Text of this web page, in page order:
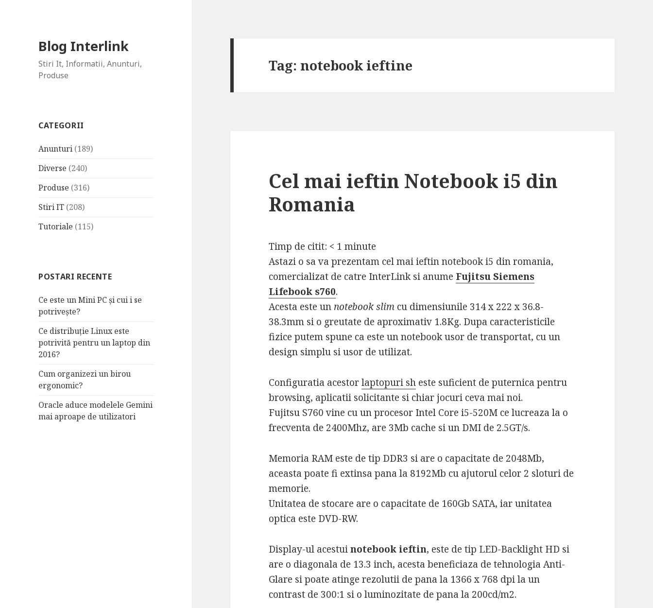
Blog Interlink
Stiri It, Informatii, Anunturi,
Produse
CATEGORII
Anunturi (189)
Diverse (240)
Produse (316)
Stiri IT (208)
Tutoriale (115)
POSTARI RECENTE
Ce este un Mini PC și cui i se
potrivește?
Ce distribuție Linux este
potrivită pentru un laptop din
2016?
Cum organizezi un birou
ergonomic?
Oracle aduce modelele Gemini
mai aproape de utilizatori
Tag: notebook ieftine
Cel mai ieftin Notebook i5 din
Romania
Timp de citit: < 1 minute
Astazi o sa va prezentam cel mai ieftin notebook i5 din romania,
comercializat de catre InterLink si anume Fujitsu Siemens
Lifebook s760.
Acesta este un notebook slim cu dimensiunile 314 x 222 x 36.8-
38.3mm si o greutate de aproximativ 1.8Kg. Dupa caracteristicile
fizice putem spune ca este un notebook usor de transportat, cu un
design simplu si usor de utilizat.
Configuratia acestorlaptopuri sh este suficient de puternica pentru
browsing, aplicatii solicitante si chiar jocuri ceva mai noi.
Fujitsu S760 vine cu un procesor Intel Core i5-520M ce lucreaza la o
frecventa de 2400Mhz, are 3Mb cache si un DMI de 2.5GT/s.
Memoria RAM este de tip DDR3 si are o capacitate de 2048Mb,
aceasta poate fi extinsa pana la 8192Mb cu ajutorul celor 2 sloturi de
memorie.
Unitatea de stocare are o capacitate de 160Gb SATA, iar unitatea
optica este DVD-RW.
Display-ul acestuinotebook ieftin, este de tip LED-Backlight HD si
are o diagonala de 13.3 inch, acesta beneficiaza de tehnologia Anti-
Glare si poate atinge rezolutii de pana la 1366 x 768 dpi la un
contrast de 300:1 si o luminozitate de pana la 200cd/m2.